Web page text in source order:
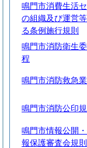
鳴門市消費生活
の組織及び運営
る条例施行規則
鳴門市消防衛生
程
鳴門市消防救急
鳴門市消防公印
鳴門市情報公開
報保護審査会規則